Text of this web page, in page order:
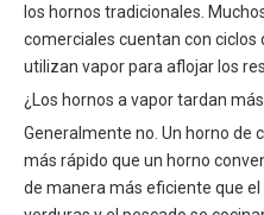
los hornos tradicionales.
comerciales cuentan con
utilizan vapor para aflojar los
¿Los hornos a vapor tardan
Generalmente no. Un horno de
más rápido que un horno
de manera más eficiente que el